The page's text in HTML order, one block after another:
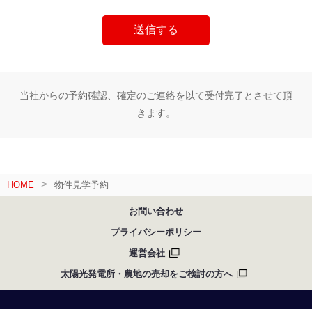
当社からの予約確認、確定のご連絡を以て受付完了とさせて頂
きます。
HOME 物件見学予約
お問い合わせ
プライバシーポリシー
運営会社
太陽光発電所・農地の売却をご検討の方へ